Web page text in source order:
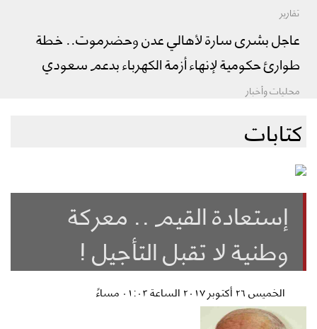
تقارير
عاجل بشرى سارة لأهالي عدن وحضرموت.. خطة
طوارئ حكومية لإنهاء أزمة الكهرباء بدعم سعودي
محليات وأخبار
كتابات
إستعادة القيم .. معركة
وطنية لا تقبل التأجيل !
الخميس ٢٦ أكتوبر ٢٠١٧ الساعة ٠١:٠٣ مساءً